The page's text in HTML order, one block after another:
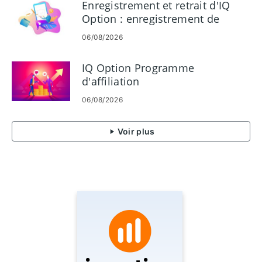
Enregistrement et retrait d'IQ
Option : enregistrement de
compte et retrait
06/08/2026
IQ Option Programme
d'affiliation
06/08/2026
Voir plus